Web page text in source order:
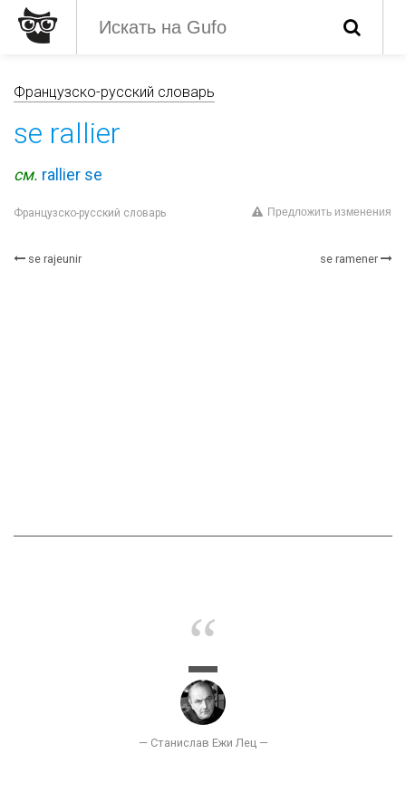
Французско-русский словарь
se rallier
см. rallier se
Французско-русский словарь Предложить изменения
se rajeunir se ramener